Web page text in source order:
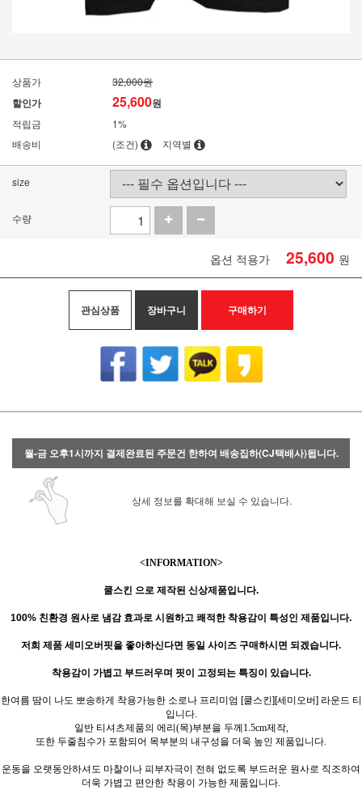
상품가 32,000원
할인가 25,600원
적립금
1%
배송비
(조건) 지역별
size
수량
옵션 적용가 25,600 원
관심상품 장바구니 구매하기
월-금 오후1시까지 결제완료된 주문건 한하여 배송집하(CJ택배사)됩니다.
상세 정보를 확대해 보실 수 있습니다.
<INFORMATION>
쿨스킨 으로 제작된 신상제품입니다.
100% 친환경 원사로 냄감 효과로 시원하고 쾌적한 착용감이 특성인 제품입니다.
저희 제품 세미오버핏을 좋아하신다면 동일 사이즈 구매하시면 되겠습니다.
착용감이 가볍고 부드러우며 핏이 고정되는 특징이 있습니다.
한여름 땀이 나도 뽀송하게 착용가능한 소로나 프리미엄 [쿨스킨][세미오버] 라운드 티
입니다.
일반 티셔츠제품의 에리(목)부분을 두께1.5cm제작,
또한 두줄침수가 포함되어 목부분의 내구성을 더욱 높인 제품입니다.
운동을 오랫동안하셔도 마찰이나 피부자극이 전혀 없도록 부드러운 원사로 직조하여
더욱 가볍고 편안한 착용이 가능한 제품입니다.